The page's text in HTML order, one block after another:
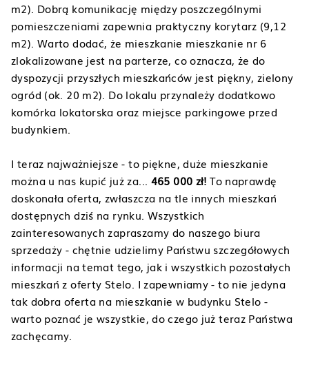
m2). Dobrą komunikację między poszczególnymi
pomieszczeniami zapewnia praktyczny korytarz (9,12
m2). Warto dodać, że mieszkanie mieszkanie nr 6
zlokalizowane jest na parterze, co oznacza, że do
dyspozycji przyszłych mieszkańców jest piękny, zielony
ogród (ok. 20 m2). Do lokalu przynależy dodatkowo
komórka lokatorska oraz miejsce parkingowe przed
budynkiem.
I teraz najważniejsze - to piękne, duże mieszkanie
można u nas kupić już za... 465 000 zł! To naprawdę
doskonała oferta, zwłaszcza na tle innych mieszkań
dostępnych dziś na rynku. Wszystkich
zainteresowanych zapraszamy do naszego biura
sprzedaży - chętnie udzielimy Państwu szczegółowych
informacji na temat tego, jak i wszystkich pozostałych
mieszkań z oferty Stelo. I zapewniamy - to nie jedyna
tak dobra oferta na mieszkanie w budynku Stelo -
warto poznać je wszystkie, do czego już teraz Państwa
zachęcamy.